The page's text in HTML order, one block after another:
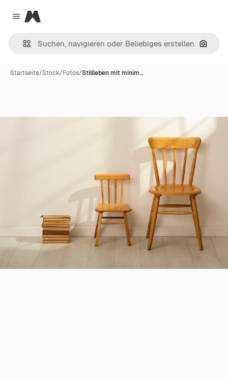
Close menu
Magnific
Nach
Startseite/Stock/Fotos/Stillleben mit minim…